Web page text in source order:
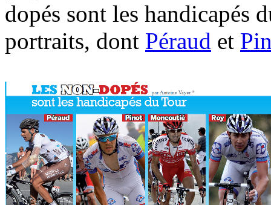
dopés sont les handicapés
portraits, dont Péraud et